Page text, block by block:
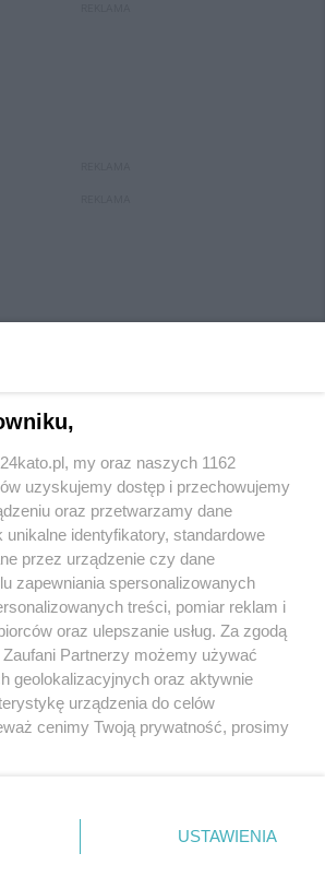
lokalnych
prywatności regulamin korzystania z portali
Skontaktuj sięz nami
Kontakt
Wydawca
Redakcja
my oraz naszych 1162
uzyskujemy dostęp i przechowujemy
oraz przetwarzamy dane
unikalne identyfikatory, standardowe
przez urządzenie czy dane
zapewniania spersonalizowanych
treści, pomiar reklam i
oraz ulepszanie usług. Za zgodą
Partnerzy możemy używać
geolokalizacyjnych oraz aktywnie
urządzenia do celów
cenimy Twoją prywatność, prosimy
się w lewym dolnym rogu strony
przetwarzania danych nie wymagają
USTAWIENIA